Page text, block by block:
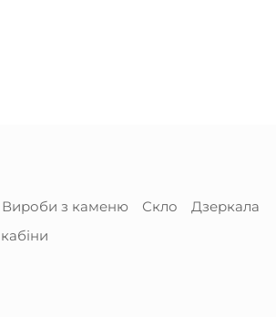
Вироби з каменю Скло
Дзеркала